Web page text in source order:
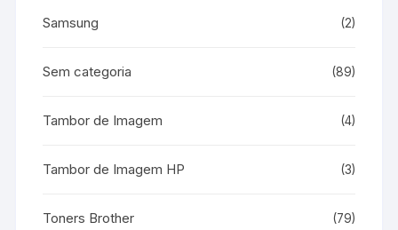
Samsung (2)
Sem categoria (89)
Tambor de Imagem (4)
Tambor de Imagem HP (3)
Toners Brother (79)